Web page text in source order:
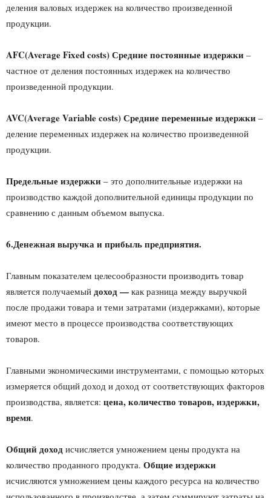
деления валовых издержек на количество произведенной
продукции.
AFC(AverageFixedcosts) Средние постоянные издержки –
частное от деления постоянных издержек на количество
произведенной продукции.
AVC(AverageVariablecosts) Средние переменныеиздержки –
деление переменных издержек на количество произведенной
продукции.
Предельные издержки – это дополнительные издержки на
производство каждой дополнительной единицы продукции по
сравнению с данным объемом выпуска.
6.Денежная выручка и прибыль предприятия.
Главным показателем целесообразности производить товар
является получаемый доход — как разница между выручкой
после продажи товара и теми затратами (издержками), которые
имеют место в процессе производства соответствующих
товаров.
Главными экономическими инструментами, с помощью которых
измеряется общий доход и доход от соответствующих факторов
производства, является: цена, количество товаров, издержки,
время.
Общий доход исчисляется умножением цены продукта на
количество проданного продукта. Общие издержки
исчисляются умножением цены каждого ресурса на количество